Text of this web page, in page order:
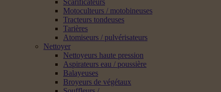
Scarificateurs
Motoculteurs / motobineuses
Tracteurs tondeuses
Tarières
Atomiseurs / pulvérisateurs
Nettoyer
Nettoyeurs haute pression
Aspirateurs eau / poussière
Balayeuses
Broyeurs de végétaux